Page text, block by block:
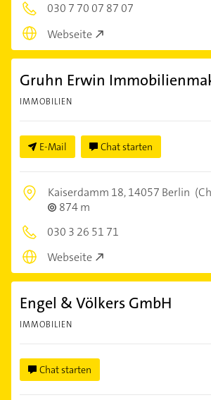
030 7 70 07 87 07
Webseite
Gruhn Erwin
IMMOBILIEN
E-Mail Chat starten
Kaiserdamm 18,14057 Berlin
874 m
030 3 26 51 71
Webseite
Engel & Völkers GmbH
IMMOBILIEN
Chat starten